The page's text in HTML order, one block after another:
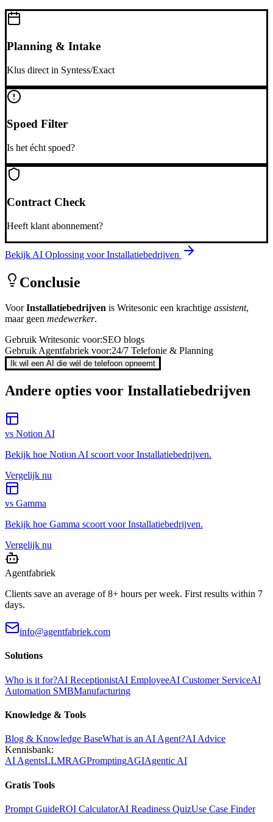
Planning & Intake
Klus direct in Syntess/Exact
Spoed Filter
Is het écht spoed?
Contract Check
Heeft klant abonnement?
Bekijk AI Oplossing voorInstallatiebedrijven
Conclusie
VoorInstallatiebedrijven is Writesonic een krachtige assistent,
maar geen medewerker.
Gebruik Writesonic voor:SEO blogs
Gebruik Agentfabriek voor:24/7 Telefonie & Planning
Ik wil een AI die wél de telefoon opneemt
Andere opties voor Installatiebedrijven
vs Notion AI
Bekijk hoe Notion AI scoort voorInstallatiebedrijven.
Vergelijk nu
vs Gamma
Bekijk hoe Gamma scoort voorInstallatiebedrijven.
Vergelijk nu
Agentfabriek
Clients save an average of 8+ hours per week. First results within 7
days.
info@agentfabriek.com
Solutions
Who is it for?AI ReceptionistAI EmployeeAI Customer ServiceAI
Automation SMBManufacturing
Knowledge & Tools
Blog & Knowledge BaseWhat is an AI Agent?AI Advice
Kennisbank:
AI AgentsLLMRAGPromptingAGIAgentic AI
Gratis Tools
Prompt GuideROI CalculatorAI Readiness QuizUse Case Finder